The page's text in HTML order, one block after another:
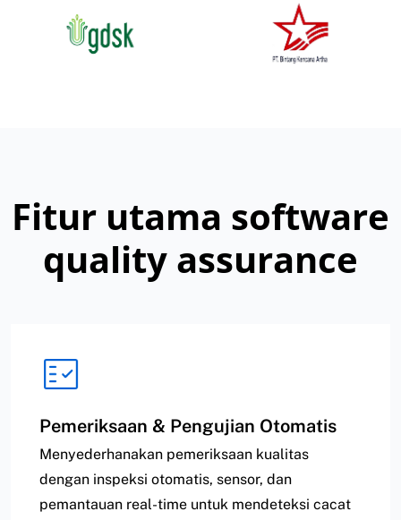
Fitur utama software
quality assurance
Pemeriksaan & Pengujian Otomatis
Menyederhanakan pemeriksaan kualitas
dengan inspeksi otomatis, sensor, dan
pemantauan real-time untuk mendeteksi cacat